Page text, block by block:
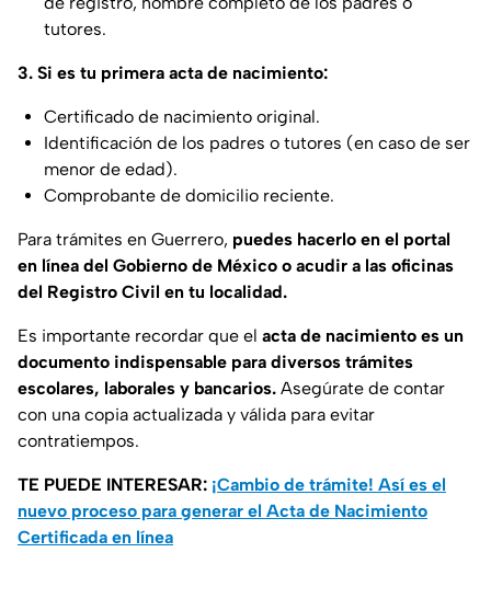
tutores.
3. Si es tu primera acta de nacimiento:
Certificado de nacimiento original.
Identificación de los padres o tutores (en caso de ser
menor de edad).
Comprobante de domicilio reciente.
Para trámites en Guerrero, puedes hacerlo en el portal
en línea del Gobierno de México o acudir a las oficinas
del Registro Civil en tu localidad.
Es importante recordar que el acta de nacimiento es un
documento indispensable para diversos trámites
escolares, laborales y bancarios. Asegúrate de contar
con una copia actualizada y válida para evitar
contratiempos.
TE PUEDE INTERESAR: ¡Cambio de trámite! Así es el
nuevo proceso para generar el Acta de Nacimiento
Certificada en línea